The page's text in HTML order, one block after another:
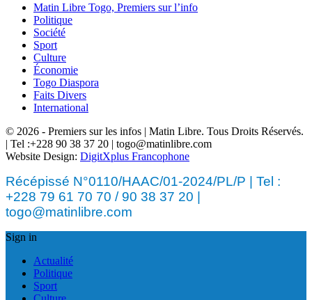
Matin Libre Togo, Premiers sur l’info
Politique
Société
Sport
Culture
Économie
Togo Diaspora
Faits Divers
International
© 2026 - Premiers sur les infos | Matin Libre. Tous Droits Réservés.
| Tel :+228 90 38 37 20 | togo@matinlibre.com
Website Design: DigitXplus Francophone
Récépissé N°0110/HAAC/01-2024/PL/P | Tel :
+228 79 61 70 70 / 90 38 37 20 |
togo@matinlibre.com
Sign in
Actualité
Politique
Sport